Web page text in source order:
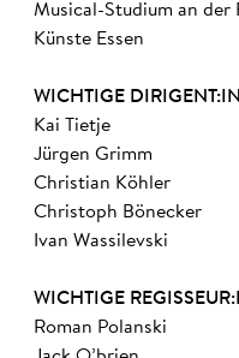
Musical-Studium an
Künste Essen
WICHTIGE
Kai Tietje
Jürgen Grimm
Christian Köhler
Christoph Bönecker
Ivan Wassilevski
WICHTIGE
Roman Polanski